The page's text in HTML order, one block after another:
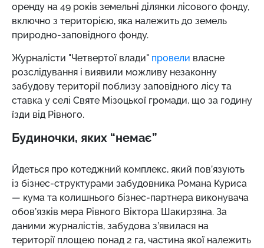
оренду на 49 років земельні ділянки лісового фонду,
включно з територією, яка належить до земель
природно-заповідного фонду.
Журналісти "Четвертої влади" провели власне
розслідування і виявили можливу незаконну
забудову території поблизу заповідного лісу та
ставка у селі Святе Мізоцької громади, що за годину
їзди від Рівного.
Будиночки, яких “немає”
Йдеться про котеджний комплекс, який пов’язують
із бізнес-структурами забудовника Романа Куриса
— кума та колишнього бізнес-партнера виконувача
обов’язків мера Рівного Віктора Шакирзяна. За
даними журналістів, забудова з’явилася на
території площею понад 2 га, частина якої належить